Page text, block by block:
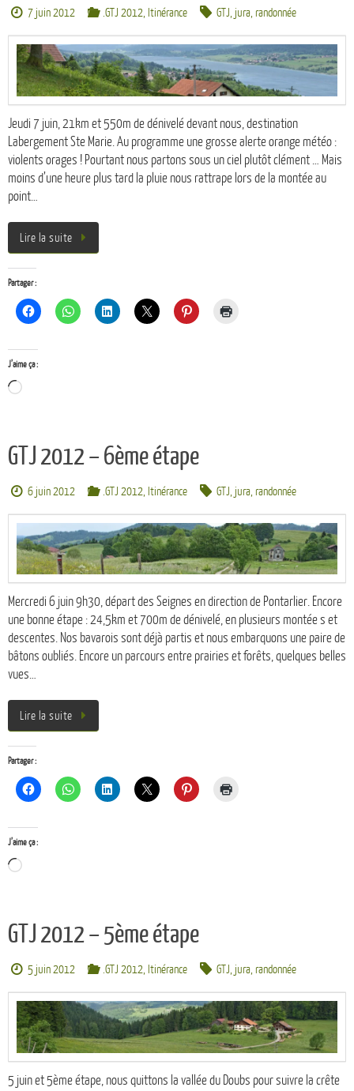
7 juin 2012 .GTJ 2012, Itinérance GTJ, jura,randonnée
Jeudi 7 juin, 21km et 550m de dénivelé devant nous, destination
Labergement Ste Marie. Au programme une grosse alerte orange météo :
violents orages ! Pourtant nous partons sous un ciel plutôt clément … Mais
moins d’une heure plus tard la pluie nous rattrape lors de la montée au
point…
Lire la suite
Partager :
J’aime ça :
Chargement…
GTJ 2012 – 6ème étape
6 juin 2012 .GTJ 2012, Itinérance GTJ, jura,randonnée
Mercredi 6 juin 9h30, départ des Seignes en direction de Pontarlier. Encore
une bonne étape : 24,5km et 700m de dénivelé, en plusieurs montée s et
descentes. Nos bavarois sont déjà partis et nous embarquons une paire de
bâtons oubliés. Encore un parcours entre prairies et forêts, quelques belles
vues…
Lire la suite
Partager :
J’aime ça :
Chargement…
GTJ 2012 – 5ème étape
5 juin 2012 .GTJ 2012, Itinérance GTJ, jura,randonnée
5 juin et 5ème étape, nous quittons la vallée du Doubs pour suivre la crête